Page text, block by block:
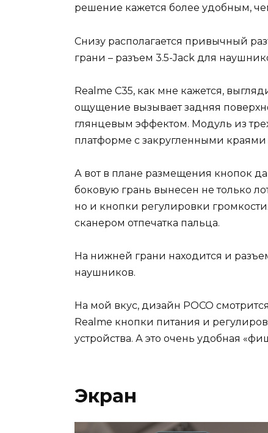
решение кажется более удобным,
Снизу располагается привычный
грани – разъем 3.5-Jack для
Realme C35, как мне кажется,
ощущение вызывает задняя
глянцевым эффектом. Модуль из
платформе с закругленными краями
А вот в плане размещения кнопок
боковую грань вынесен не только
но и кнопки регулировки
сканером отпечатка пальца.
На нижней грани находится и
наушников.
На мой вкус, дизайн POCO
Realme кнопки питания и
устройства. А это очень удобная
Экран